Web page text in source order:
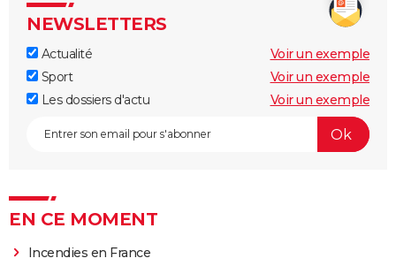
NEWSLETTERS
Actualité
Voir un exemple
Sport
Voir un exemple
Les dossiers d'actu
Voir un exemple
EN CE MOMENT
Incendies en France